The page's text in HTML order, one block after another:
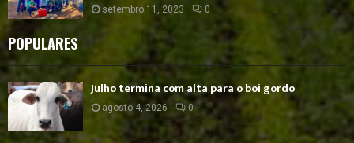
setembro 11, 2023 0
POPULARES
Julho termina com alta para o boi gordo
agosto 4, 2026 0